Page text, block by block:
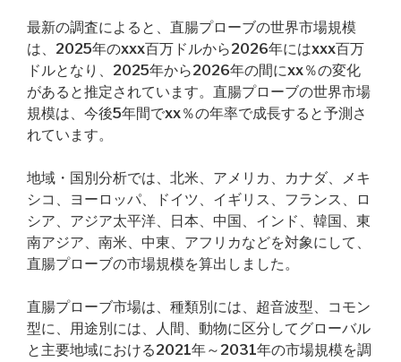
最新の調査によると、直腸プローブの世界市場規模
は、2025年のxxx百万ドルから2026年にはxxx百万
ドルとなり、2025年から2026年の間にxx％の変化
があると推定されています。直腸プローブの世界市場
規模は、今後5年間でxx％の年率で成長すると予測さ
れています。
地域・国別分析では、北米、アメリカ、カナダ、メキ
シコ、ヨーロッパ、ドイツ、イギリス、フランス、ロ
シア、アジア太平洋、日本、中国、インド、韓国、東
南アジア、南米、中東、アフリカなどを対象にして、
直腸プローブの市場規模を算出しました。
直腸プローブ市場は、種類別には、超音波型、コモン
型に、用途別には、人間、動物に区分してグローバル
と主要地域における2021年～2031年の市場規模を調